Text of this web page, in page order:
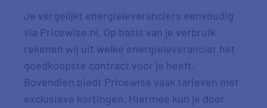
Je vergelijkt energieleveranciers eenvoudig
via Pricewise.nl. Op basis van je verbruik
rekenen wij uit welke energieleverancier het
goedkoopste contract voor je heeft.
Bovendien biedt Pricewise vaak tarieven met
exclusieve kortingen. Hiermee kun je door